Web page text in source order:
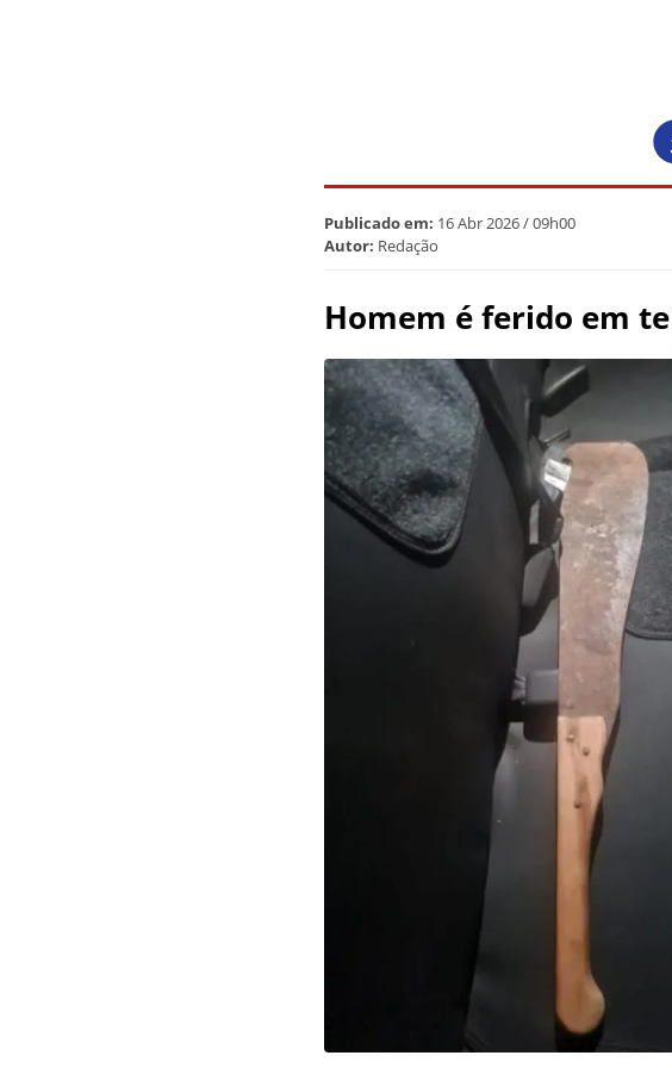
Publicado em: 16 Abr 2026 / 09h00
Autor: Redação
Homem é ferido em